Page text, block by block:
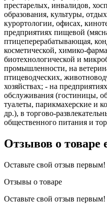
престарелых, инвалидов,
образования, культуры,
курортологии, офисах,
предприятиях пищевой
птицеперерабатывающая,
косметической, химико-
биотехнологической и
промышленности, на
птицеводческих,
хозяйствах; - на
обслуживания (гостиницы,
туалеты, парикмахерские и
др.), в торгово-
общественного питания и
Отзывов о товаре
Оставьте свой отзыв первым!
Отзывы о товаре
Оставьте свой отзыв первым!